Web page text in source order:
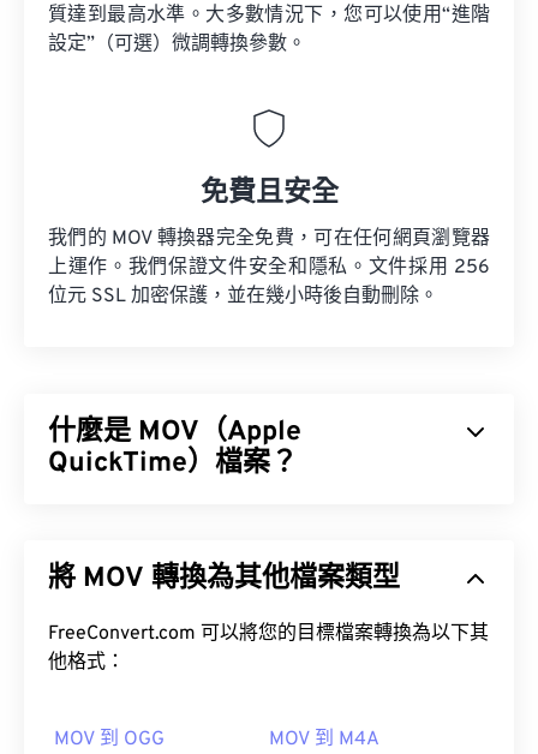
質達到最高水準。大多數情況下，您可以使用“進階
設定”（可選）微調轉換參數。
免費且安全
我們的 MOV 轉換器完全免費，可在任何網頁瀏覽器
上運作。我們保證文件安全和隱私。文件採用 256
位元 SSL 加密保護，並在幾小時後自動刪除。
什麼是 MOV（Apple
QuickTime）檔案？
件。它以方便用戶將多媒體檔案保存到設備上而聞
將 MOV 轉換為其他檔案類型
FreeConvert.com 可以將您的目標檔案轉換為以下其
他格式：
MOV 到 OGG MOV 到 M4A